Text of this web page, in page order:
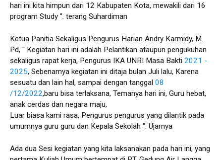
hari ini kita himpun dari 12 Kabupaten Kota, mewakili dari 16
program Study ". terang Suhardiman
Ketua Panitia Sekaligus Pengurus Harian Andry Karmidy, M.
Pd, " Kegiatan hari ini adalah Pelantikan ataupun pengukuhan
sekaligus rapat kerja, Pengurus IKA UNRI Masa Bakti 2021 -
2025, Sebenarnya kegiatan ini ditaja bulan Juli lalu, Karena
sesuatu dan lain hal, sampai dengan tanggal 08
/12/2022,baru bisa terlaksana, Temanya hari ini, Guru hebat,
anak cerdas dan negara maju,
Luar biasa kami rasa, Pengurus pengurus yang dilantik pada
umumnya guru guru dan Kepala Sekolah ". Ujarnya
Ada dua Sesi kegiatan yang kita laksanakan pada hari ini, yang